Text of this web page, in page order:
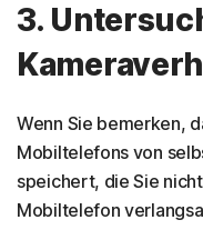
3.
Wenn Sie bemerken,
Mobiltelefons von
speichert, die Sie
Mobiltelefon